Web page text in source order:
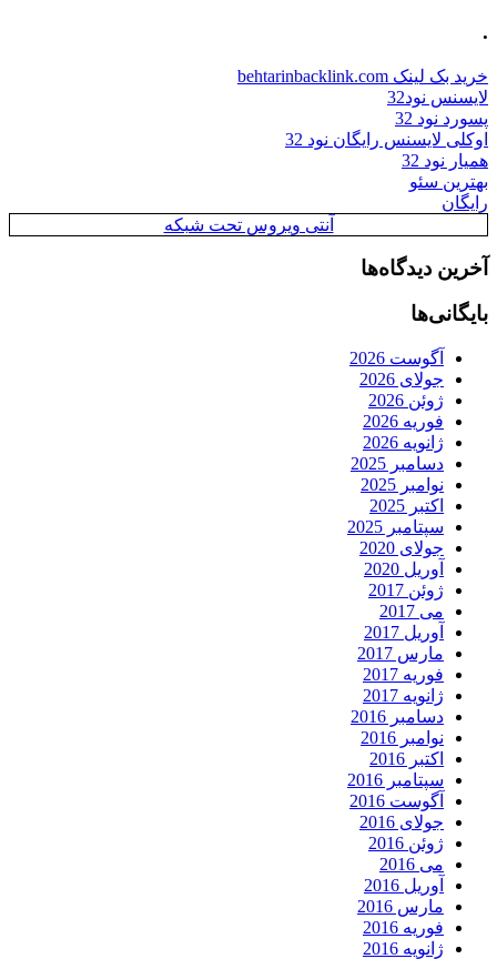
.
خرید بک لینک behtarinbacklink.com
لایسنس نود32
پسورد نود 32
اوکلی لایسنس رایگان نود 32
همیار نود 32
بهترین سئو
رایگان
آنتی ویروس تحت شبکه
آخرین دیدگاه‌ها
بایگانی‌ها
آگوست 2026
جولای 2026
ژوئن 2026
فوریه 2026
ژانویه 2026
دسامبر 2025
نوامبر 2025
اکتبر 2025
سپتامبر 2025
جولای 2020
آوریل 2020
ژوئن 2017
می 2017
آوریل 2017
مارس 2017
فوریه 2017
ژانویه 2017
دسامبر 2016
نوامبر 2016
اکتبر 2016
سپتامبر 2016
آگوست 2016
جولای 2016
ژوئن 2016
می 2016
آوریل 2016
مارس 2016
فوریه 2016
ژانویه 2016